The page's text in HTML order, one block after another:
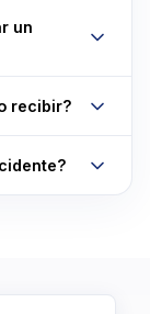
un
recibir?